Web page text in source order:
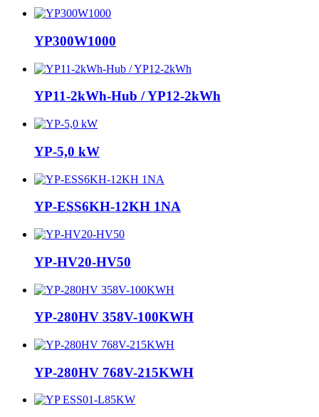
YP300W1000
YP11-2kWh-Hub / YP12-2kWh
YP-5,0 kW
YP-ESS6KH-12KH 1NA
YP-HV20-HV50
YP-280HV 358V-100KWH
YP-280HV 768V-215KWH